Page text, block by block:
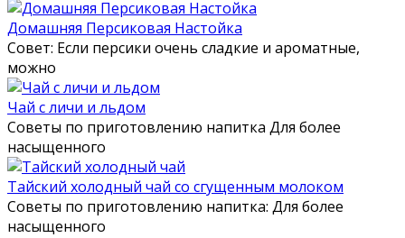
Домашняя Персиковая Настойка
Совет: Если персики очень сладкие и ароматные,
можно
Чай с личи и льдом
Советы по приготовлению напитка Для более
насыщенного
Тайский холодный чай со сгущенным молоком
Советы по приготовлению напитка: Для более
насыщенного